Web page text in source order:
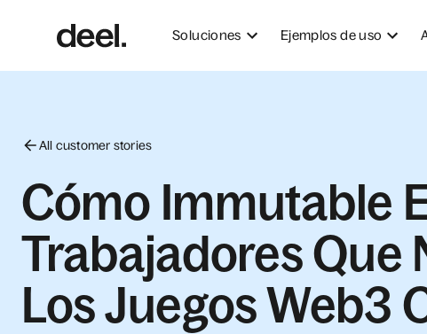
Soluciones Ejemplos de uso
All customer stories
Cómo Immutable
Trabajadores Que
Los Juegos Web3